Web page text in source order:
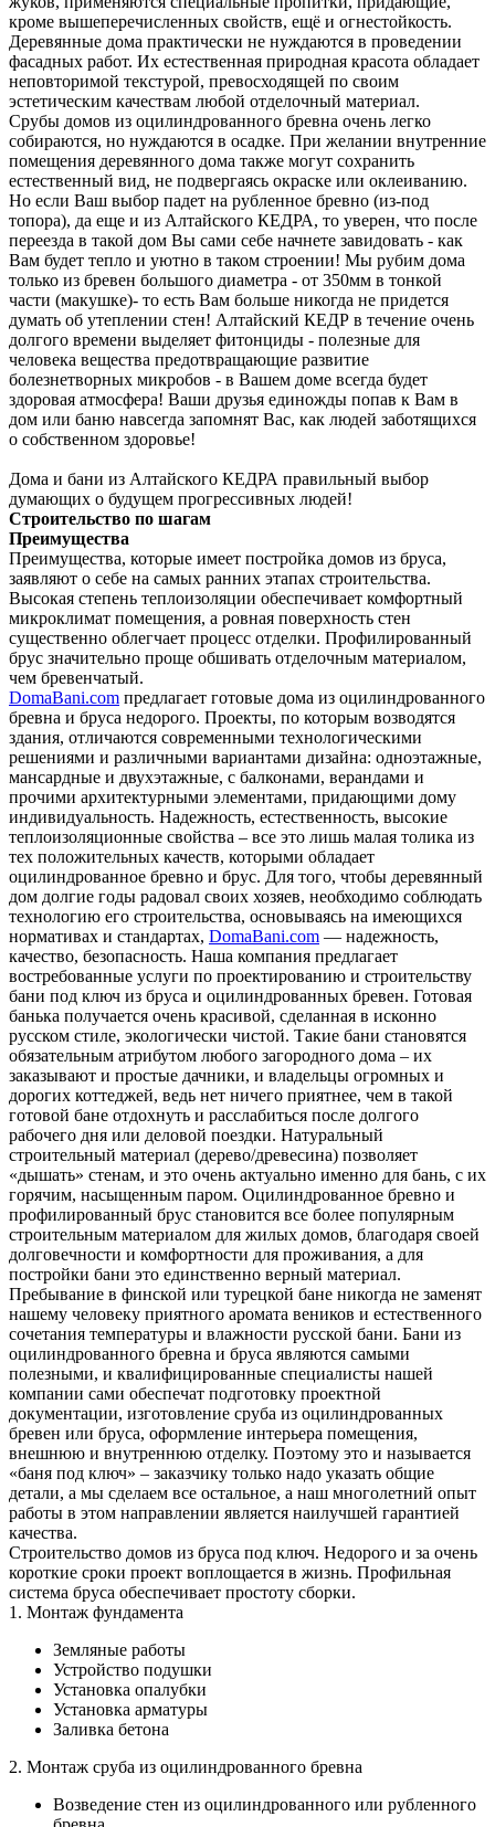
кроме вышеперечисленных свойств, ещё и огнестойкость.
Деревянные дома практически не нуждаются в проведении
фасадных работ. Их естественная природная красота обладает
неповторимой текстурой, превосходящей по своим
эстетическим качествам любой отделочный материал.
Срубы домов из оцилиндрованного бревна очень легко
собираются, но нуждаются в осадке. При желании внутренние
помещения деревянного дома также могут сохранить
естественный вид, не подвергаясь окраске или оклеиванию.
Но если Ваш выбор падет на рубленное бревно (из-под
топора), да еще и из Алтайского КЕДРА, то уверен, что после
переезда в такой дом Вы сами себе начнете завидовать - как
Вам будет тепло и уютно в таком строении! Мы рубим дома
только из бревен большого диаметра - от 350мм в тонкой
части (макушке)- то есть Вам больше никогда не придется
думать об утеплении стен! Алтайский КЕДР в течение очень
долгого времени выделяет фитонциды - полезные для
человека вещества предотвращающие развитие
болезнетворных микробов - в Вашем доме всегда будет
здоровая атмосфера! Ваши друзья единожды попав к Вам в
дом или баню навсегда запомнят Вас, как людей заботящихся
о собственном здоровье!
Дома и бани из Алтайского КЕДРА правильный выбор
думающих о будущем прогрессивных людей!
Строительство по шагам
Преимущества
Преимущества, которые имеет постройка домов из бруса,
заявляют о себе на самых ранних этапах строительства.
Высокая степень теплоизоляции обеспечивает комфортный
микроклимат помещения, а ровная поверхность стен
существенно облегчает процесс отделки. Профилированный
брус значительно проще обшивать отделочным материалом,
чем бревенчатый.
DomaBani.com предлагает готовые дома из оцилиндрованного
бревна и бруса недорого. Проекты, по которым возводятся
здания, отличаются современными технологическими
решениями и различными вариантами дизайна: одноэтажные,
мансардные и двухэтажные, с балконами, верандами и
прочими архитектурными элементами, придающими дому
индивидуальность. Надежность, естественность, высокие
теплоизоляционные свойства – все это лишь малая толика из
тех положительных качеств, которыми обладает
оцилиндрованное бревно и брус. Для того, чтобы деревянный
дом долгие годы радовал своих хозяев, необходимо соблюдать
технологию его строительства, основываясь на имеющихся
нормативах и стандартах, DomaBani.com — надежность,
качество, безопасность. Наша компания предлагает
востребованные услуги по проектированию и строительству
бани под ключ из бруса и оцилиндрованных бревен. Готовая
банька получается очень красивой, сделанная в исконно
русском стиле, экологически чистой. Такие бани становятся
обязательным атрибутом любого загородного дома – их
заказывают и простые дачники, и владельцы огромных и
дорогих коттеджей, ведь нет ничего приятнее, чем в такой
готовой бане отдохнуть и расслабиться после долгого
рабочего дня или деловой поездки. Натуральный
строительный материал (дерево/древесина) позволяет
«дышать» стенам, и это очень актуально именно для бань, с их
горячим, насыщенным паром. Оцилиндрованное бревно и
профилированный брус становится все более популярным
строительным материалом для жилых домов, благодаря своей
долговечности и комфортности для проживания, а для
постройки бани это единственно верный материал.
Пребывание в финской или турецкой бане никогда не заменят
нашему человеку приятного аромата веников и естественного
сочетания температуры и влажности русской бани. Бани из
оцилиндрованного бревна и бруса являются самыми
полезными, и квалифицированные специалисты нашей
компании сами обеспечат подготовку проектной
документации, изготовление сруба из оцилиндрованных
бревен или бруса, оформление интерьера помещения,
внешнюю и внутреннюю отделку. Поэтому это и называется
«баня под ключ» – заказчику только надо указать общие
детали, а мы сделаем все остальное, а наш многолетний опыт
работы в этом направлении является наилучшей гарантией
качества.
Строительство домов из бруса под ключ. Недорого и за очень
короткие сроки проект воплощается в жизнь. Профильная
система бруса обеспечивает простоту сборки.
1. Монтаж фундамента
Земляные работы
Устройство подушки
Установка опалубки
Установка арматуры
Заливка бетона
2. Монтаж сруба из оцилиндрованного бревна
Возведение стен из оцилиндрованного или рубленного